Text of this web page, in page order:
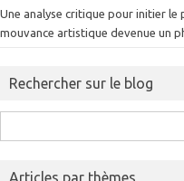
Une analyse critique pour initier le
mouvance artistique devenue un
Rechercher sur le blog
Articles par thèmes